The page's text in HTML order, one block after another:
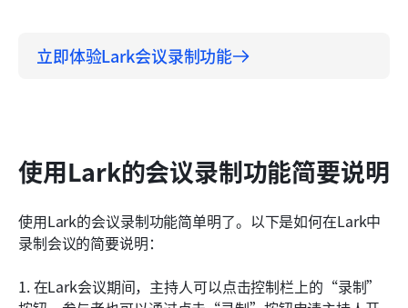
立即体验Lark会议录制功能
使用Lark的会议录制功能简要说明
使用Lark的会议录制功能简单明了。以下是如何在Lark中
录制会议的简要说明：
1. 在Lark会议期间，主持人可以点击控制栏上的“录制”